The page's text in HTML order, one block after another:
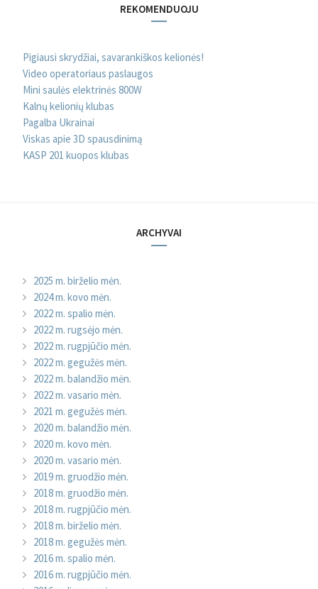
REKOMENDUOJU
Pigiausi skrydžiai, savarankiškos kelionės!
Video operatoriaus paslaugos
Mini saulės elektrinės 800W
Kalnų kelionių klubas
Pagalba Ukrainai
Viskas apie 3D spausdinimą
KASP 201 kuopos klubas
ARCHYVAI
2025 m. birželio mėn.
2024 m. kovo mėn.
2022 m. spalio mėn.
2022 m. rugsėjo mėn.
2022 m. rugpjūčio mėn.
2022 m. gegužės mėn.
2022 m. balandžio mėn.
2022 m. vasario mėn.
2021 m. gegužės mėn.
2020 m. balandžio mėn.
2020 m. kovo mėn.
2020 m. vasario mėn.
2019 m. gruodžio mėn.
2018 m. gruodžio mėn.
2018 m. rugpjūčio mėn.
2018 m. birželio mėn.
2018 m. gegužės mėn.
2016 m. spalio mėn.
2016 m. rugpjūčio mėn.